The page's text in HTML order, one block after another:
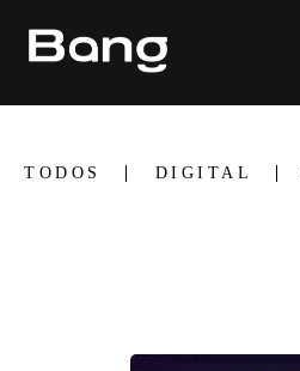
TODOS DIGITAL